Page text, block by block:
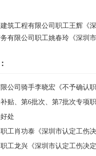
筑工程有限公司职工王辉《
有限公司职工姚春玲《深圳
公司骑手李晓宏《不予确认
贴、第6批次、第7批次专项
处
工肖功泰《深圳市认定工伤
工龙兴《深圳市认定工伤决